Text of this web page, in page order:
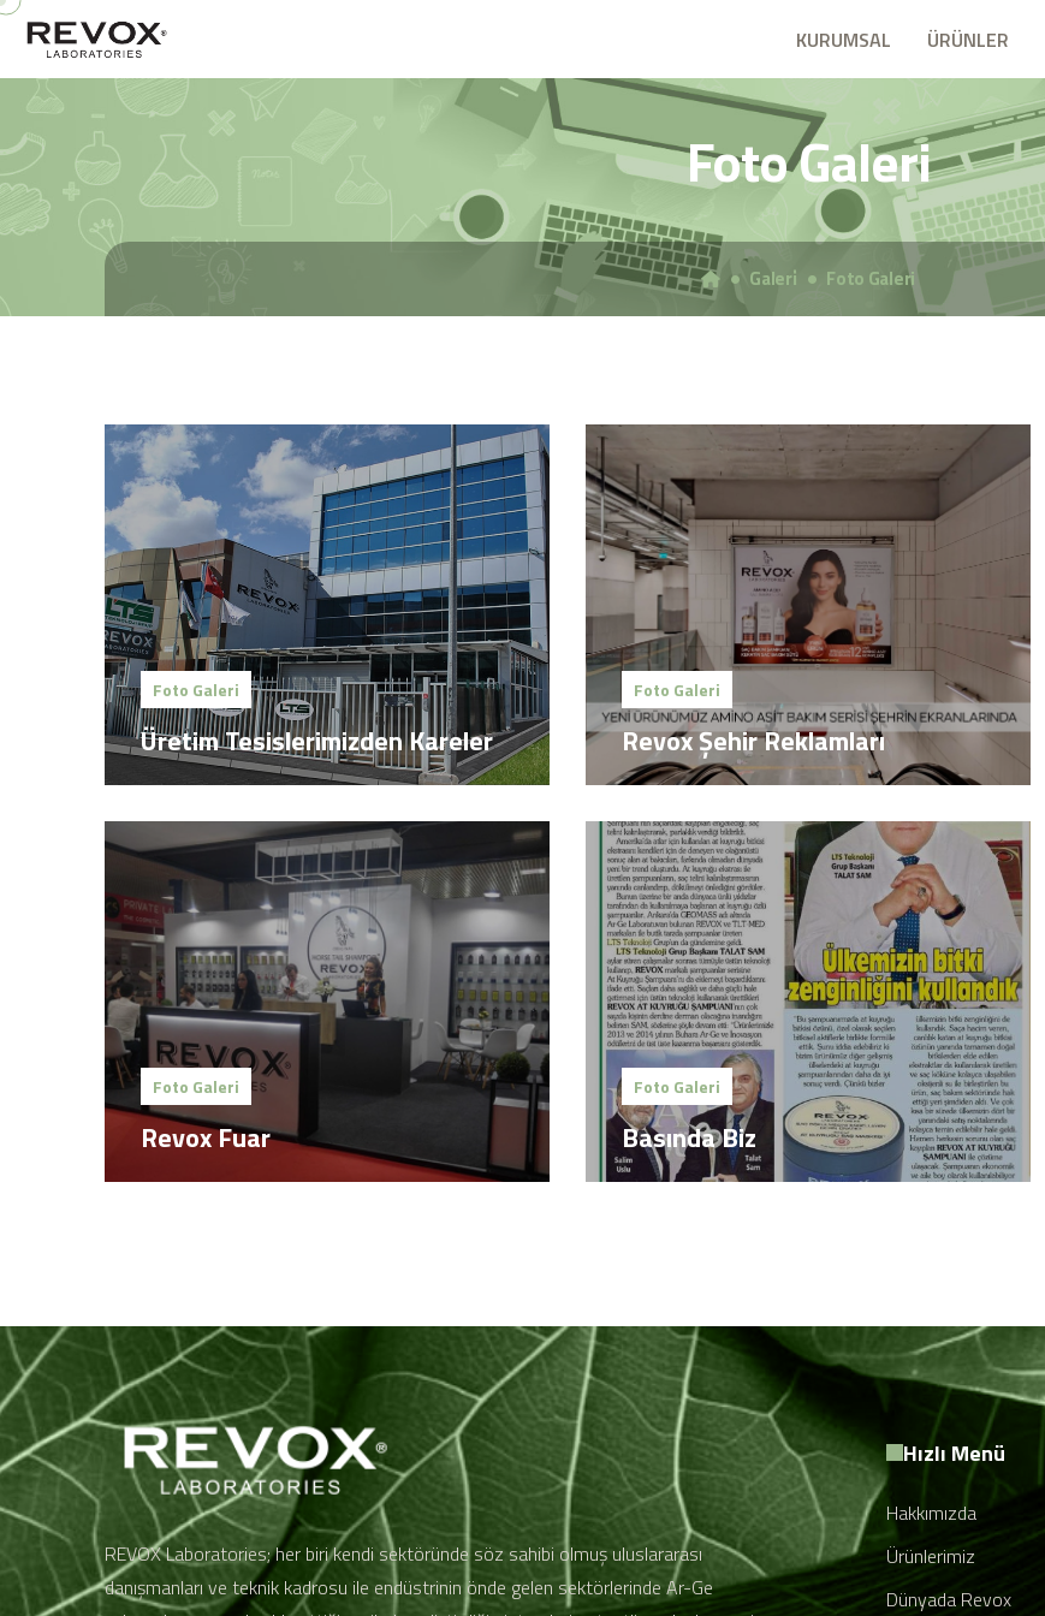
KURUMSAL ÜRÜNLER
Foto Galeri
Galeri̇ Foto Galeri
Foto Galeri
Üretim Tesislerimizden Kareler
Foto Galeri
Revox Şehir Reklamları
Foto Galeri
Revox Fuar
Foto Galeri
Basında Biz
REVOX Laboratories; her biri kendi sektöründe söz sahibi olmuş uluslararası
danışmanları ve teknik kadrosu ile endüstrinin önde gelen sektörlerinde Ar-Ge
Hızlı Menü
Hakkımızda
Ürünlerimiz
Dünyada Revox